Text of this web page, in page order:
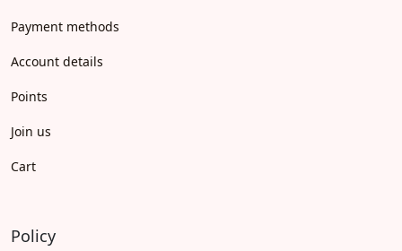
Payment methods
Account details
Points
Join us
Cart
Policy